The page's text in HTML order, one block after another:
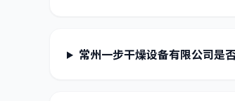
常州一步干燥设备有限公司是